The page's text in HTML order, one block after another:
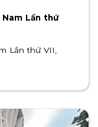
Lần thứ
Lần thứ VII,